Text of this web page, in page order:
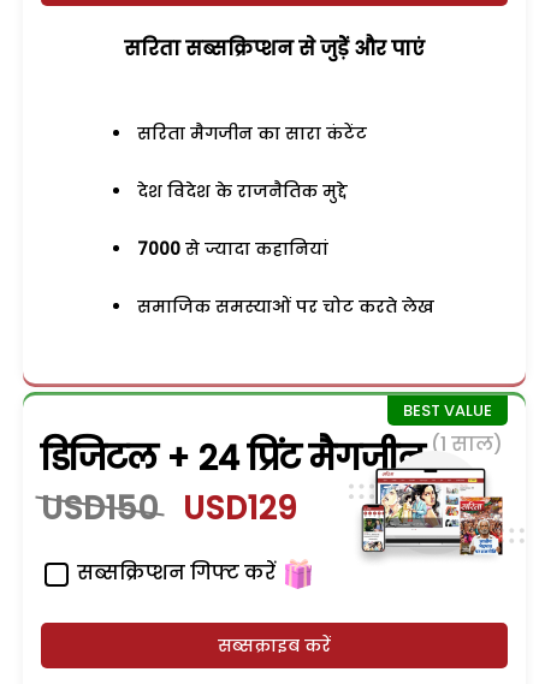
सरिता सब्सक्रिप्शन से जुड़ेें और पाएं
सरिता मैगजीन का सारा कंटेंट
देश विदेश के राजनैतिक मुद्दे
7000 से ज्यादा कहानियां
समाजिक समस्याओं पर चोट करते लेख
डिजिटल + 24 प्रिंट मैगजीन (1 साल)
USD150 USD129
सब्सक्रिप्शन गिफ्ट करें
सब्सक्राइब करें